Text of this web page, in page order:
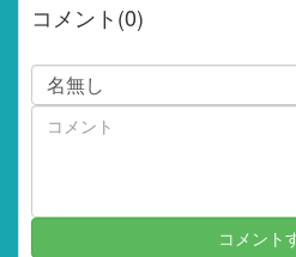
コメント(0)